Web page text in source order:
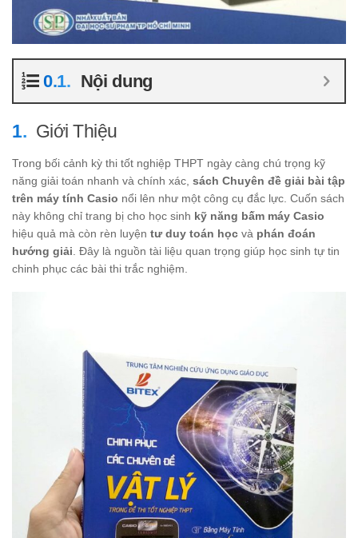
Nội dung
Giới Thiệu
Trong bối cảnh kỳ thi tốt nghiệp THPT ngày càng chú trọng kỹ
năng giải toán nhanh và chính xác, sách Chuyên đề giải bài tập
trên máy tính Casio nổi lên như một công cụ đắc lực. Cuốn sách
này không chỉ trang bị cho học sinh kỹ năng bấm máy Casio
hiệu quả mà còn rèn luyện tư duy toán học và phán đoán
hướng giải . Đây là nguồn tài liệu quan trọng giúp học sinh tự tin
chinh phục các bài thi trắc nghiệm.